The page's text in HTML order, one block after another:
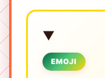
▼
EMOJI